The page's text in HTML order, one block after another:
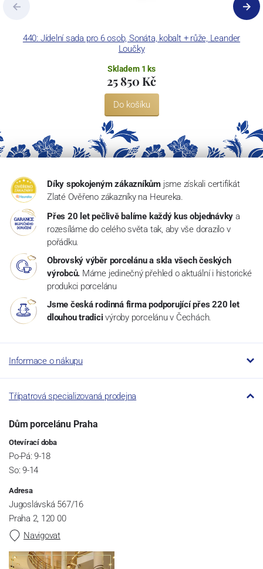
440: Jídelní sada pro 6 osob, Sonáta, kobalt + růže, Leander
Loučky
Skladem 1 ks
25 850 Kč
Do košíku
Díky spokojeným zákazníkům jsme získali certifikát
Zlaté Ověřeno zákazníky na Heureka.
Přes 20 let pečlivě balíme každý kus objednávky a
rozesíláme do celého světa tak, aby vše dorazilo v
pořádku.
Obrovský výběr porcelánu a skla všech českých
výrobců. Máme jedinečný přehled o aktuální i historické
produkci porcelánu
Jsme česká rodinná firma podporující přes 220 let
dlouhou tradici výroby porcelánu v Čechách.
Informace o nákupu
Třípatrová specializovaná prodejna
Dům porcelánu Praha
Otevírací doba
Po-Pá: 9-18
So: 9-14
Adresa
Jugoslávská 567/16
Praha 2, 120 00
Navigovat